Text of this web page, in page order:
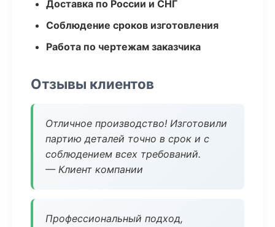
Доставка по России и СНГ
Соблюдение сроков изготовления
Работа по чертежам заказчика
Отзывы клиентов
Отличное производство! Изготовили
партию деталей точно в срок и с
соблюдением всех требований.
— Клиент компании
Профессиональный подход,